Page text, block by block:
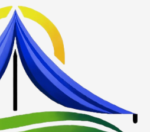
en Santiago
Curva o vela
cm + Base Estaca PRO +